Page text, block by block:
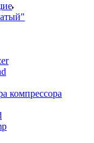
компрессора